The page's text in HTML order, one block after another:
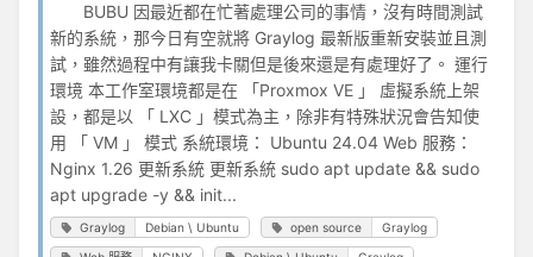
BUBU 因最近都在忙著處理公司的事情，沒有時間測試
新的系統，那今日有空就將 Graylog 最新版重新安裝並且測
試，雖然過程中有讓我卡關但是後來還是有處理好了。 運行
環境 本工作室環境都是在 「Proxmox VE 」 虛擬系統上架
設，都是以 「 LXC 」模式為主，除非有特殊狀況會告知使
用 「 VM 」 模式 系統環境： Ubuntu 24.04 Web 服務：
Nginx 1.26 更新系統 更新系統 sudo apt update && sudo
apt upgrade -y && init...
Graylog Debian \ Ubuntu open source Graylog